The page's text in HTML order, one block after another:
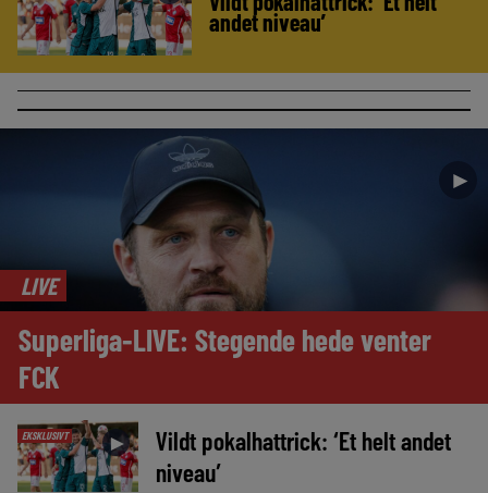
andet niveau’
►
LIVE
Superliga-LIVE: Stegende hede venter
FCK
EKSKLUSIVT ►
Vildt pokalhattrick: ‘Et helt andet
niveau’